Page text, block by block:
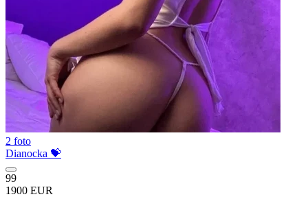
2 foto
Dianocka 💝
99
1900 EUR